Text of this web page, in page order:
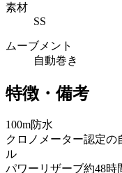
素材
SS
ムーブメント
自動巻き
特徴・備考
100m防水
クロノメーター認定の
ル
パワーリザーブ約48時